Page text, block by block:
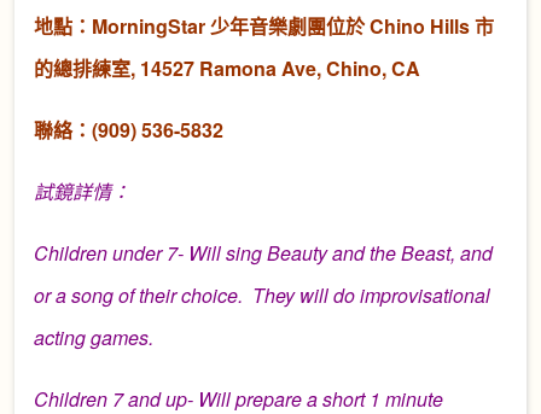
地點：MorningStar 少年音樂劇團位於 Chino Hills 市
的總排練室, 14527 Ramona Ave, Chino, CA
聯絡：(909) 536-5832
試鏡詳情：
Children under 7- Will sing Beauty and the Beast, and
or a song of their choice. They will do improvisational
acting games.
Children 7 and up- Will prepare a short 1 minute